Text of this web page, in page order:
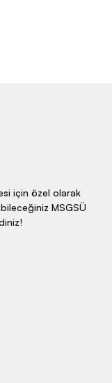
için özel olarak
MSGSÜ